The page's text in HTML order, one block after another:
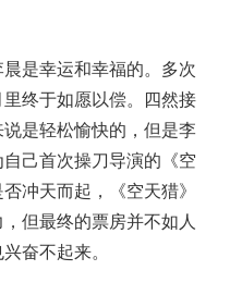
是幸运和幸福的。多次
终于如愿以偿。四然接
是轻松愉快的，但是李
己首次操刀导演的《空
冲天而起，《空天猎》
但最终的票房并不如人
奋不起来。